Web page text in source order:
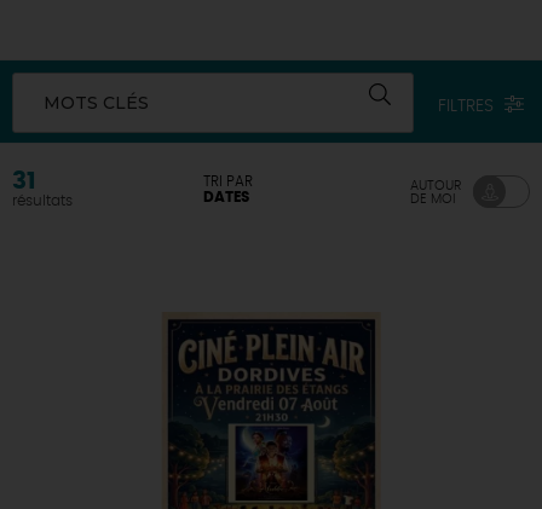
MOTS CLÉS FILTRES
31
résultats
TRI PAR
DATES
AUTOUR
DE MOI